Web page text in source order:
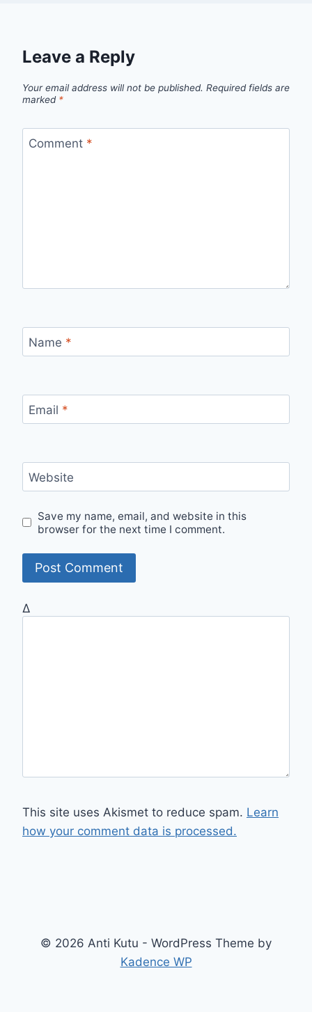
Leave a Reply
Your email address will not be published. Required fields are
marked *
Comment *
Name *
Email *
Website
Save my name, email, and website in this
browser for the next time I comment.
Δ
This site uses Akismet to reduce spam. Learn
how your comment data is processed.
© 2026 Anti Kutu - WordPress Theme by
Kadence WP